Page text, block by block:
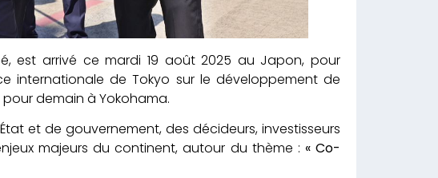
est arrivé ce mardi 19 août 2025 au Japon, pour
internationale de Tokyo sur le développement de
pour demain à Yokohama.
et de gouvernement, des décideurs, investisseurs
majeurs du continent, autour du thème : « Co-